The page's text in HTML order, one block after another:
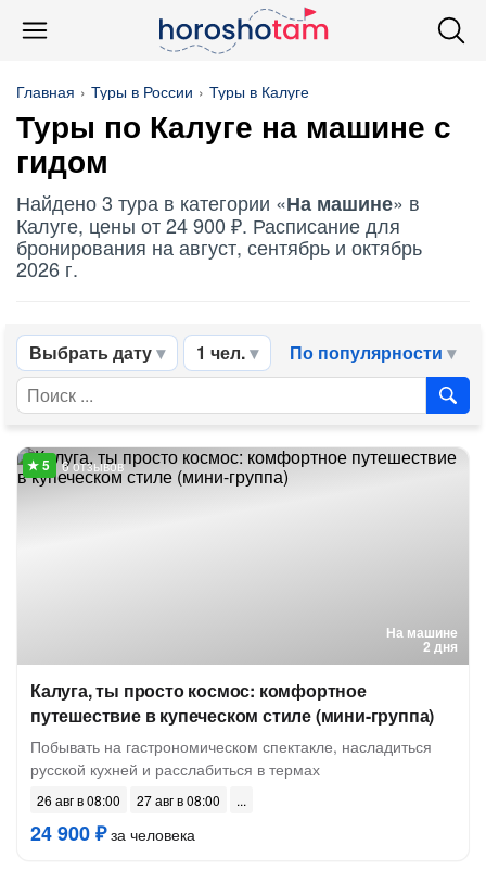
Главная Туры в России Туры в Калуге
Туры по Калуге на машине с
гидом
Найдено 3 тура в категории «На машине» в
Калуге, цены от 24 900 ₽. Расписание для
бронирования на август, сентябрь и октябрь
2026 г.
Выбрать дату 1 чел. По популярности
На машине
2 дня
6 отзывов
Калуга, ты просто космос: комфортное
путешествие в купеческом стиле (мини-группа)
Побывать на гастрономическом спектакле, насладиться
русской кухней и расслабиться в термах
26 авг в 08:00 27 авг в 08:00
24 900 ₽за человека